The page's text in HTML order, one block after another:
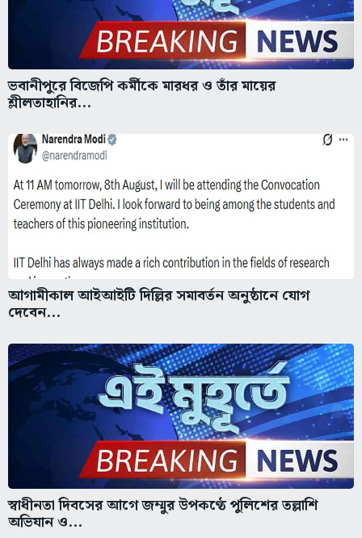
ভবানীপুরে বিজেপি কর্মীকে মারধর ও তাঁর মায়ের
শ্লীলতাহানির...
আগামীকাল আইআইটি দিল্লির সমাবর্তন অনুষ্ঠানে যোগ
দেবেন...
স্বাধীনতা দিবসের আগে জম্মুর উপকণ্ঠে পুলিশের তল্লাশি
অভিযান ও...